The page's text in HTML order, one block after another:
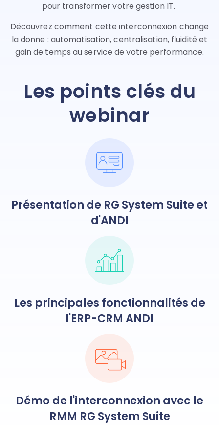
pour transformer votre gestion IT.
Découvrez comment cette interconnexion change
la donne : automatisation, centralisation, fluidité et
gain de temps au service de votre performance.
Les points clés du
webinar
Présentation de RG System Suite et
d'ANDI
Les principales fonctionnalités de
l'ERP-CRM ANDI
Démo de l'interconnexion avec le
RMM RG System Suite